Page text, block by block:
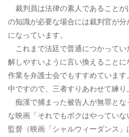
裁判員は法律の素人であることが
の知識が必要な場合には裁判官が分
になっています。
これまで法廷で普通につかってい
解しやすいように言い換えること
作業を弁護士会でもすすめていま
中ですので、三者すりあわせて練り
痴漢で捕まった被告人が無罪とな
な映画「それでもボクはやってい
監督（映画「シャルウィーダンス」